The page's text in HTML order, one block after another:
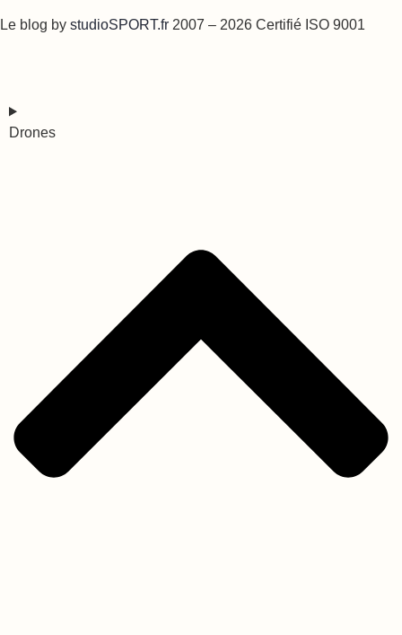
Le blog by studioSPORT.fr 2007 – 2026 Certifié ISO 9001
Drones